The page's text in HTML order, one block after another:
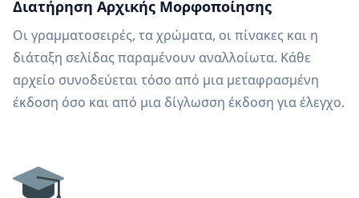
Διατήρηση Αρχικής Μορφοποίησης
Οι γραμματοσειρές, τα χρώματα, οι πίνακες και η
διάταξη σελίδας παραμένουν αναλλοίωτα. Κάθε
αρχείο συνοδεύεται τόσο από μια μεταφρασμένη
έκδοση όσο και από μια δίγλωσση έκδοση για έλεγχο.